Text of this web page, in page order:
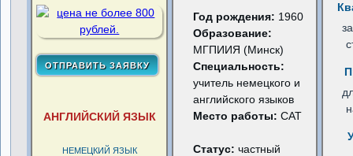
АНГЛИЙСКИЙ ЯЗЫК
НЕМЕЦКИЙ ЯЗЫК
Год рождения: 1960
Образование:
МГПИИЯ (Минск)
Специальность:
учитель немецкого и
английского языков
Место работы: САТ
Статус:частный